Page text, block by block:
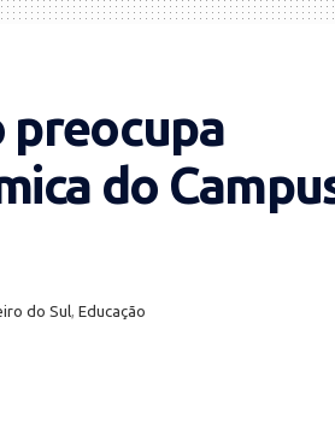
preocupa
do
do Sul, Educação